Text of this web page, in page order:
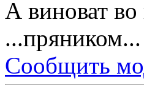
А виноват
...пряником...
Сообщить